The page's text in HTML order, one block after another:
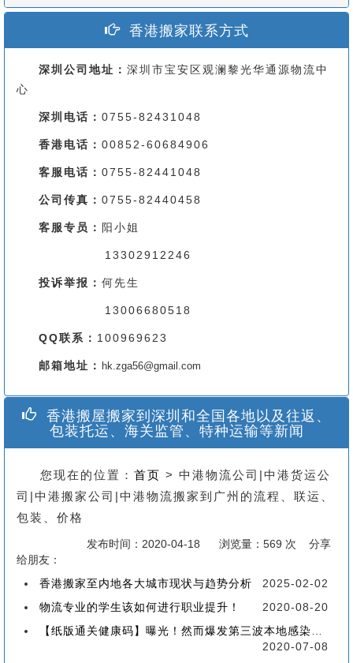
香港搬家联系方式
深圳公司地址： 深圳市宝安区观澜黎光华通源物流中
心
深圳电话： 0755-82431048
香港电话： 00852-60684906
客服电话： 0755-82441048
公司传真： 0755-82440458
客服专员： 阳小姐
13302912246
投诉举报： 何先生
13006680518
QQ联系： 100969623
邮箱地址： hk.zga56@gmail.com
香港搬屋搬家到深圳和全国各地以及往返、
包装托运、海关监管、特种运输等新闻
您现在的位置： 首页 > 中港物流公司|中港货运公
司|中港搬家公司|中港物流搬家到广州的流程、联运、
包装、价格
发布时间：2020-04-18 浏览量：569 次 分享
给朋友：
香港搬家至内地各大城市现状与趋势分析
2025-02-02
物流专业的学生该如何进行职业提升！
2020-08-20
【纸版通关健康码】曝光！然而爆发第三波本地感染，或再推迟启用！
2020-07-08